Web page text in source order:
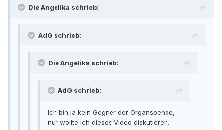
Die Angelika schrieb:
AdG schrieb:
Die Angelika schrieb:
AdG schrieb:
Ich bin ja kein Gegner der Organspende,
nur wollte ich dieses Video diskutieren.